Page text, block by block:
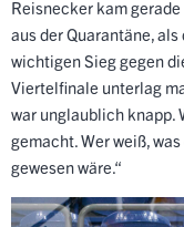
Reisnecker kam
aus der Quarantäne,
wichtigen Sieg gegen
Viertelfinale unterlag
war unglaublich knapp.
gemacht. Wer weiß,
gewesen wäre.“